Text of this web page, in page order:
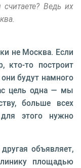
Ведь их
не Москва. Если
кто-то построит
будут намного
цель одна — мы
больше всех
этого нужно
объявляет,
площадью